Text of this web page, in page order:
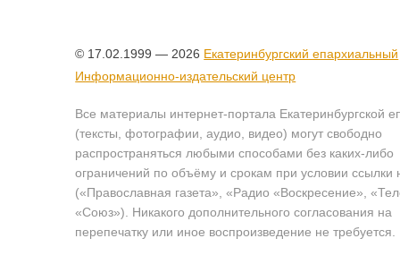
© 17.02.1999 — 2026 Екатеринбургский епархиальный
Информационно-издательский центр
Все материалы интернет-портала Екатеринбургской
(тексты, фотографии, аудио, видео) могут свободно
распространяться любыми способами без каких-либо
ограничений по объёму и срокам при условии ссылки
(«Православная газета», «Радио «Воскресение»,
«Союз»). Никакого дополнительного согласования на
перепечатку или иное воспроизведение не требуется.